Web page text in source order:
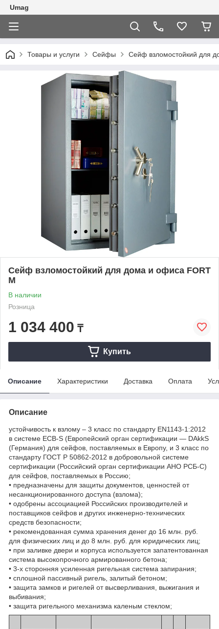
Umag
Товары и услуги Сейфы Сейф взломостойкий для
Сейф взломостойкий для дома и офиса FORT
M
В наличии
Розница
1 034 400 ₸
Купить
Описание Характеристики Доставка Оплата
Описание
устойчивость к взлому – 3 класс по стандарту EN1143-1:2012
в системе ECB-S (Европейский орган сертификации ― DAkkS
(Германия) для сейфов, поставляемых в Европу, и 3 класс по
стандарту ГОСТ Р 50862-2012 в добровольной системе
сертификации (Российский орган сертификации АНО РСБ-С)
для сейфов, поставляемых в Россию;
• предназначены для защиты документов, ценностей от
несанкционированного доступа (взлома);
• одобрены ассоциацией Российских производителей и
поставщиков сейфов и других инженерно-технических
средств безопасности;
• рекомендованная сумма хранения денег до 16 млн. руб.
для физических лиц и до 8 млн. руб. для юридических лиц;
• при заливке двери и корпуса используется запатентованная
система высокопрочного армированного бетона;
• 3-х сторонняя усиленная ригельная система запирания;
• сплошной пассивный ригель, залитый бетоном;
• защита замков и ригелей от высверливания, выжигания и
выбивания;
• защита ригельного механизма каленым стеклом;